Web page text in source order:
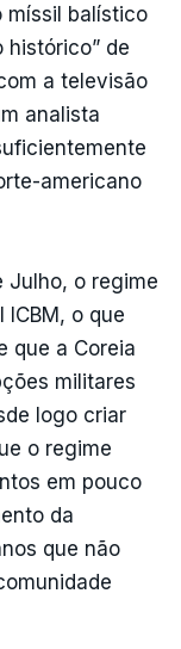
míssil balístico
histórico” de
a televisão
analista
americano
Julho, o regime
o que
que a Coreia
militares
logo criar
o regime
em pouco
da
que não